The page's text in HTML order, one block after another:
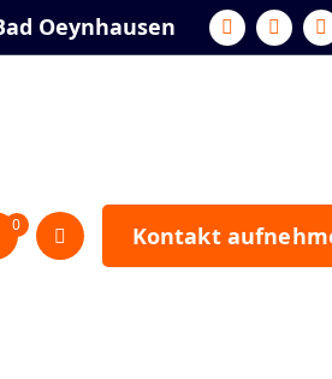
Oeynhausen
0 Kontakt